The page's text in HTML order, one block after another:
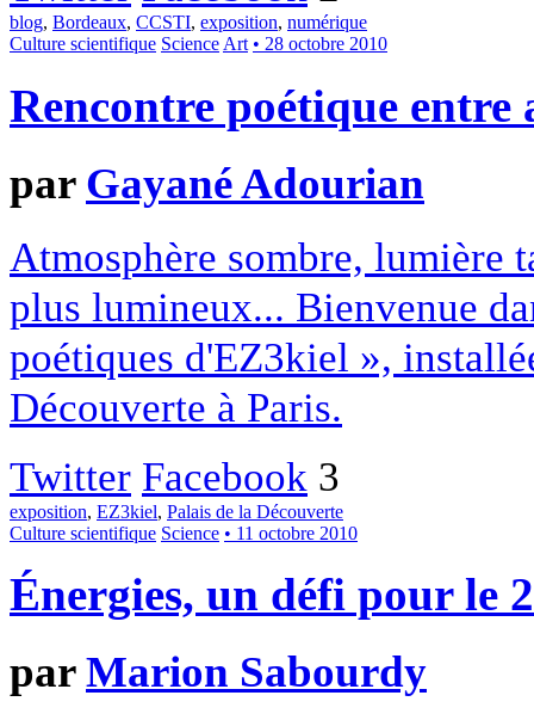
blog, Bordeaux, CCSTI, exposition, numérique
Culture scientifique Science Art • 28 octobre 2010
Rencontre poétique entre
par Gayané Adourian
Atmosphère sombre, lumière
plus lumineux... Bienvenue
poétiques d'EZ3kiel »,
Découverte à Paris.
Twitter Facebook 3
exposition, EZ3kiel, Palais de la Découverte
Culture scientifique Science • 11 octobre 2010
Énergies, un défi pour le
parMarion Sabourdy